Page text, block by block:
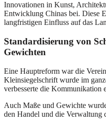
Innovationen in Kunst,
Entwicklung Chinas bei. Diese
langfristigen Einfluss auf das
Standardisierung von
Gewichten
Eine Hauptreform war die
Kleinsiegelschrift wurde im
verbesserte die Kommunikation
Auch Maße und Gewichte
den Handel und die Verwaltung